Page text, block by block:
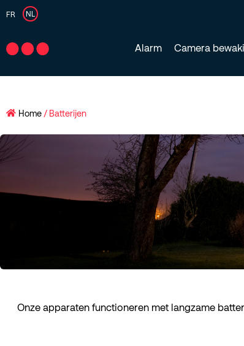
FR NL
Alarm Camera
Home / Batterijen
Onze apparaten functioneren met langzame